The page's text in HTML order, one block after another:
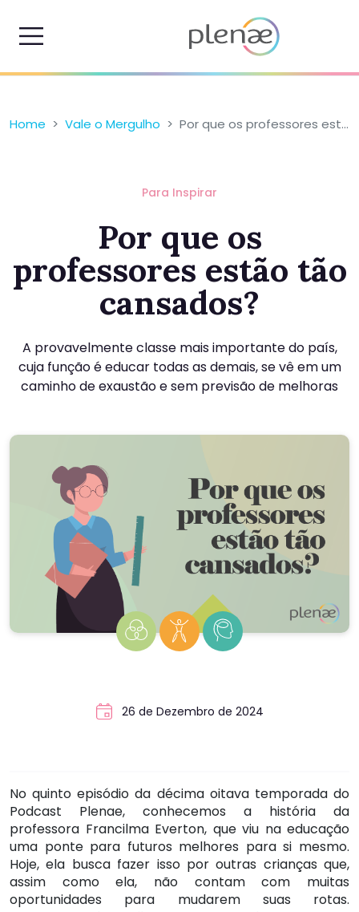
Home Vale o Mergulho Por que os professores est...
Para Inspirar
Por que os
professores estão tão
cansados?
A provavelmente classe mais importante do país,
cuja função é educar todas as demais, se vê em um
caminho de exaustão e sem previsão de melhoras
26 de Dezembro de 2024
No quinto episódio da décima oitava temporada do
Podcast Plenae, conhecemos a história da
professora Francilma Everton, que viu na educação
uma ponte para futuros melhores para si mesmo.
Hoje, ela busca fazer isso por outras crianças que,
assim como ela, não contam com muitas
oportunidades para mudarem suas rotas.